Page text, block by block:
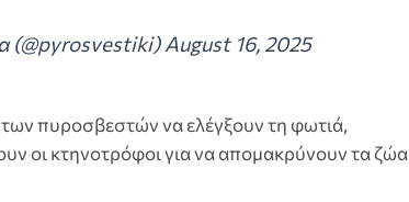
(@pyrosvestiki) August 16, 2025
πυροσβεστών να ελέγξουν τη φωτιά,
οι κτηνοτρόφοι για να απομακρύνουν τα ζώα